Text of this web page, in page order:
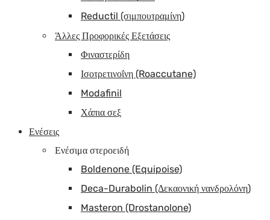
Reductil (σιμπουτραμίνη)
Άλλες Προφορικές Εξετάσεις
Φιναστερίδη
Ισοτρετινοΐνη (Roaccutane)
Modafinil
Χάπια σεξ
Ενέσεις
Ενέσιμα στεροειδή
Boldenone (Equipoise)
Deca-Durabolin (Δεκαονική νανδρολόνη)
Masteron (Drostanolone)